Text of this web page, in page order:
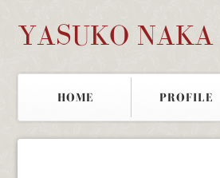
YASUKO NAKA
HOME PROFILE